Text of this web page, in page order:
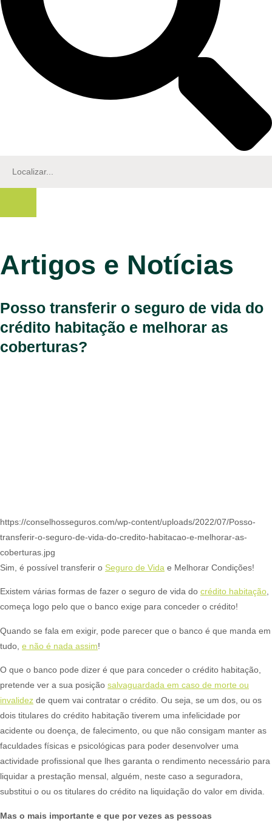
Artigos e Notícias
Posso transferir o seguro de vida do
crédito habitação e melhorar as
coberturas?
https://conselhosseguros.com/wp-content/uploads/2022/07/Posso-
transferir-o-seguro-de-vida-do-credito-habitacao-e-melhorar-as-
coberturas.jpg
Sim, é possível transferir o Seguro de Vida e Melhorar Condições!​
Existem várias formas de fazer o seguro de vida do crédito habitação,
começa logo pelo que o banco exige para conceder o crédito!​
Quando se fala em exigir, pode parecer que o banco é que manda em
tudo, e não é nada assim!​
O que o banco pode dizer é que para conceder o crédito habitação,
pretende ver a sua posição salvaguardada em caso de morte ou
invalidez de quem vai contratar o crédito. Ou seja, se um dos, ou os
dois titulares do crédito habitação tiverem uma infelicidade por
acidente ou doença, de falecimento, ou que não consigam manter as
faculdades físicas e psicológicas para poder desenvolver uma
actividade profissional que lhes garanta o rendimento necessário para
liquidar a prestação mensal, alguém, neste caso a seguradora,
substitui o ou os titulares do crédito na liquidação do valor em divida.​
Mas o mais importante e que por vezes as pessoas